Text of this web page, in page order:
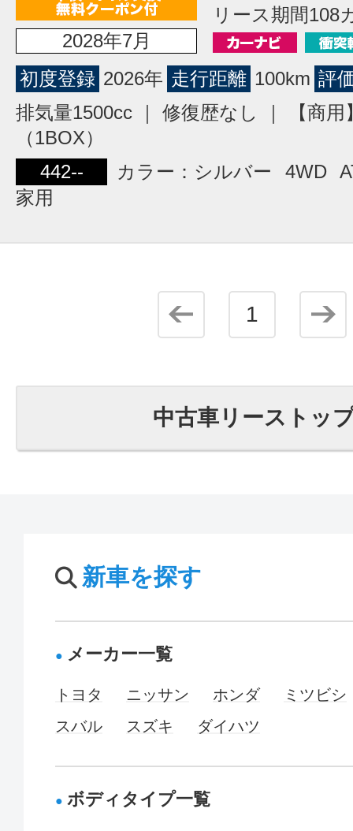
2028年7月
リース期間108
初度登録 2026年 走行距離 100km 評
排気量1500cc ｜ 修復歴なし ｜ 【商用
（1BOX）
442--
カラー：シルバー 4WD
家用
1
中古車リーストッ
新車を探す
メーカー一覧
トヨタ ニッサン ホンダ
ミツビシ
スバル
スズキ ダイハツ
ボディタイプ一覧